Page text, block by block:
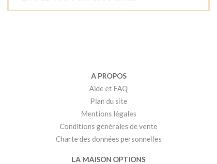
A PROPOS
Aide et FAQ
Plan du site
Mentions légales
Conditions générales de vente
Charte des données personnelles
LA MAISON OPTIONS